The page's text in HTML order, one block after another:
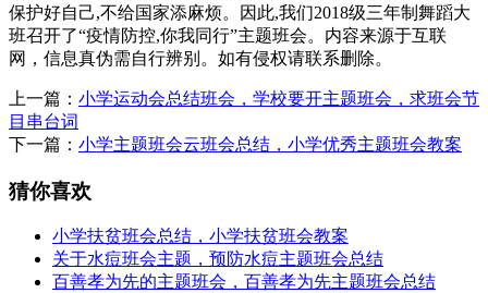
保护好自己,不给国家添麻烦。因此,我们2018级三年制舞蹈大
班召开了“疫情防控,你我同行”主题班会。内容来源于互联
网，信息真伪需自行辨别。如有侵权请联系删除。
上一篇： 小学运动会总结班会，学校要开主题班会，求班会节
目串台词
下一篇： 小学主题班会云班会总结，小学优秀主题班会教案
猜你喜欢
小学扶贫班会总结，小学扶贫班会教案
关于水痘班会主题，预防水痘主题班会总结
百善孝为先的主题班会，百善孝为先主题班会总结